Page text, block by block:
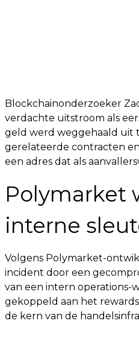
Blockchainonderzoeker
verdachte uitstroom als
geld werd weggehaald uit
gerelateerde contracten
een adres dat als
Polymarket
interne
Volgens Polymarket-
incident door een
van een intern operations-
gekoppeld aan het
de kern van de